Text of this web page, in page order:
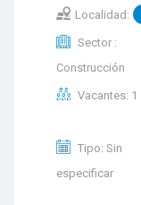
Localidad:
Sector :
Construcción
Vacantes: 1
Tipo: Sin
especificar